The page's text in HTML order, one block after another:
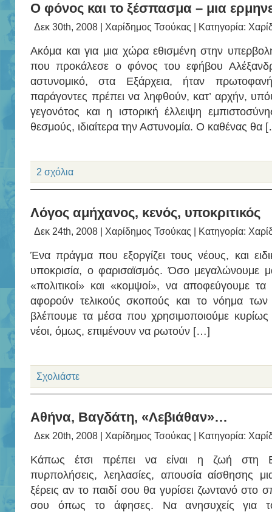
Ο φόνος και το ξέσπασμα – μια
Δεκ 30th, 2008 | Χαρίδημος Τσούκας | Κατηγορία:
Ακόμα και για μια χώρα εθισμένη στην
που προκάλεσε ο φόνος του εφήβου
αστυνομικό, στα Εξάρχεια, ήταν
παράγοντες πρέπει να ληφθούν, κατ’ αρχήν,
γεγονότος και η ιστορική έλλειψη
θεσμούς, ιδιαίτερα την Αστυνομία. Ο καθένας θα
2 σχόλια
Λόγος αμήχανος, κενός, υποκριτικός
Δεκ 24th, 2008 | Χαρίδημος Τσούκας | Κατηγορία:
Ένα πράγμα που εξοργίζει τους νέους, και
υποκρισία, ο φαρισαϊσμός. Όσο μεγαλώνουμε
«πολιτικοί» και «κομψοί», να αποφεύγουμε
αφορούν τελικούς σκοπούς και το νόημα
βλέπουμε τα μέσα που χρησιμοποιούμε
νέοι, όμως, επιμένουν να ρωτούν […]
Σχολιάστε
Αθήνα, Βαγδάτη, «Λεβιάθαν»…
Δεκ 20th, 2008 | Χαρίδημος Τσούκας | Κατηγορία:
Κάπως έτσι πρέπει να είναι η ζωή στη
πυρπολήσεις, λεηλασίες, απουσία αίσθησης
ξέρεις αν το παιδί σου θα γυρίσει ζωντανό στο
σου όπως το άφησες. Να ανησυχείς για